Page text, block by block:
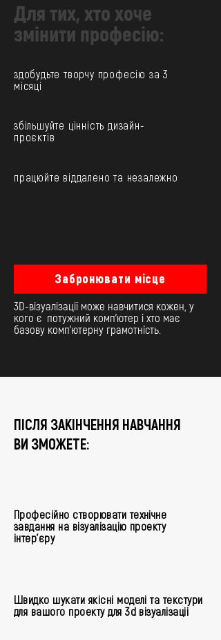
Для тих, хто хоче
змінити професію:
здобудьте творчу професію за 3
місяці
збільшуйте цінність дизайн-
проєктів
працюйте віддалено та незалежно
Забронювати місце
3D-візуалізації може навчитися кожен, у
кого є потужний комп'ютер і хто має
базову комп'ютерну грамотність.
ПІСЛЯ ЗАКІНЧЕННЯ НАВЧАННЯ
ВИ ЗМОЖЕТЕ:
Професійно створювати технічне
завдання на візуалізацію проекту
інтер’єру
Швидко шукати якісні моделі та текстури
для вашого проекту для 3d візуалізаціі